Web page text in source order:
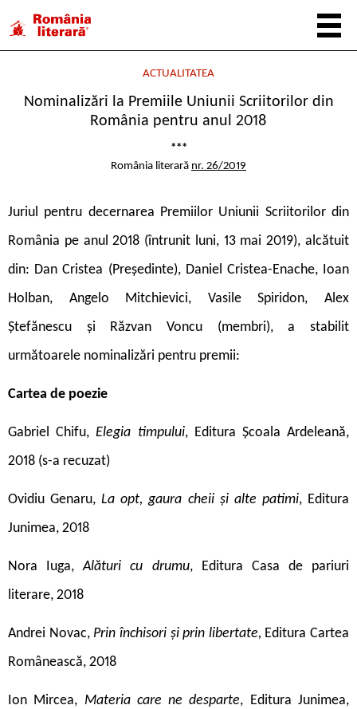
ACTUALITATEA
Nominalizări la Premiile Uniunii Scriitorilor din
România pentru anul 2018
***
România literară nr. 26/2019
Juriul pentru decernarea Premiilor Uniunii Scriitorilor din
România pe anul 2018 (întrunit luni, 13 mai 2019), alcătuit
din: Dan Cristea (Președinte), Daniel Cristea-Enache, Ioan
Holban, Angelo Mitchievici, Vasile Spiridon, Alex
Ștefănescu și Răzvan Voncu (membri), a stabilit
următoarele nominalizări pentru premii:
Cartea de poezie
Gabriel Chifu,Elegia timpului, Editura Școala Ardeleană,
2018 (s-a recuzat)
Ovidiu Genaru,La opt, gaura cheii și alte patimi, Editura
Junimea, 2018
Nora Iuga,Alături cu drumu, Editura Casa de pariuri
literare, 2018
Andrei Novac, Prin închisori și prin libertate, Editura Cartea
Românească, 2018
Ion Mircea, Materia care ne desparte, Editura Junimea,